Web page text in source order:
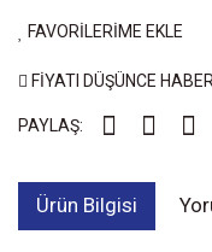
FAVORİLERİME EKLE
FİYATI DÜŞÜNCE
PAYLAŞ:
Ürün Bilgisi